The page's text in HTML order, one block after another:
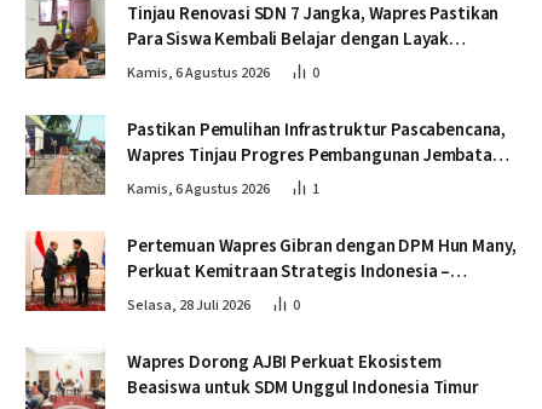
Tinjau Renovasi SDN 7 Jangka, Wapres Pastikan
Para Siswa Kembali Belajar dengan Layak
Pascabencana
Kamis, 6 Agustus 2026 0
Pastikan Pemulihan Infrastruktur Pascabencana,
Wapres Tinjau Progres Pembangunan Jembatan
Krueng Tingkeum Bireuen
Kamis, 6 Agustus 2026 1
Pertemuan Wapres Gibran dengan DPM Hun Many,
Perkuat Kemitraan Strategis Indonesia –
Kamboja
Selasa, 28 Juli 2026 0
Wapres Dorong AJBI Perkuat Ekosistem
Beasiswa untuk SDM Unggul Indonesia Timur